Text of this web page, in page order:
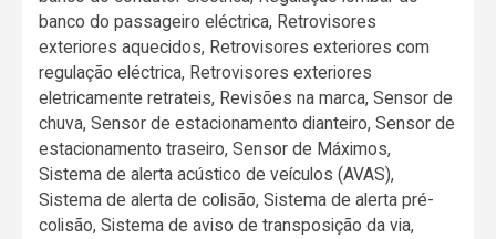
banco do passageiro eléctrica, Retrovisores
exteriores aquecidos, Retrovisores exteriores com
regulação eléctrica, Retrovisores exteriores
eletricamente retrateis, Revisões na marca, Sensor de
chuva, Sensor de estacionamento dianteiro, Sensor de
estacionamento traseiro, Sensor de Máximos,
Sistema de alerta acústico de veículos (AVAS),
Sistema de alerta de colisão, Sistema de alerta pré-
colisão, Sistema de aviso de transposição da via,